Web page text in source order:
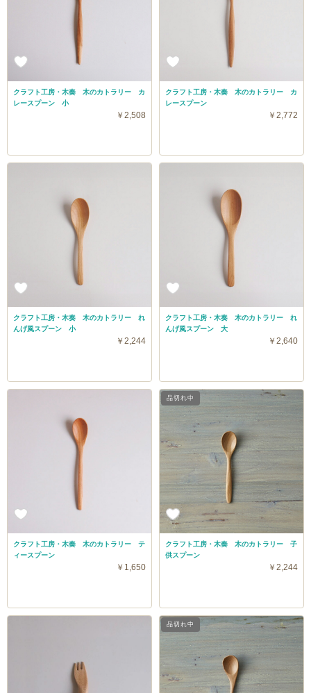
クラフト工房・木奏 木のカトラリー カ
レースプーン 小
￥2,508
クラフト工房・木奏 木のカトラリー カ
レースプーン
￥2,772
クラフト工房・木奏 木のカトラリー れ
んげ風スプーン 小
￥2,244
クラフト工房・木奏 木のカトラリー れ
んげ風スプーン 大
￥2,640
クラフト工房・木奏 木のカトラリー テ
ィースプーン
￥1,650
クラフト工房・木奏 木のカトラリー 子
供スプーン
￥2,244
品切れ中
品切れ中